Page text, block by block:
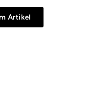
Artikel